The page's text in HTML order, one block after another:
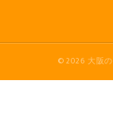
© 2026 大阪の